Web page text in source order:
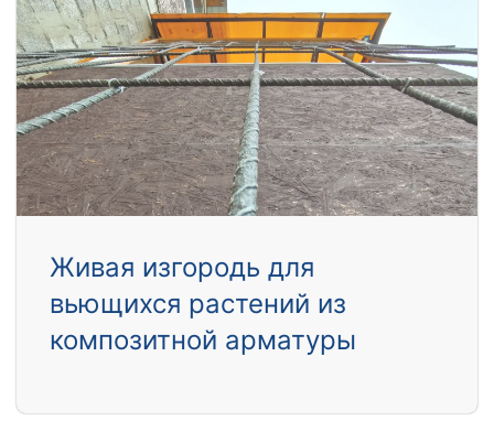
Живая изгородь для
вьющихся растений из
композитной арматуры